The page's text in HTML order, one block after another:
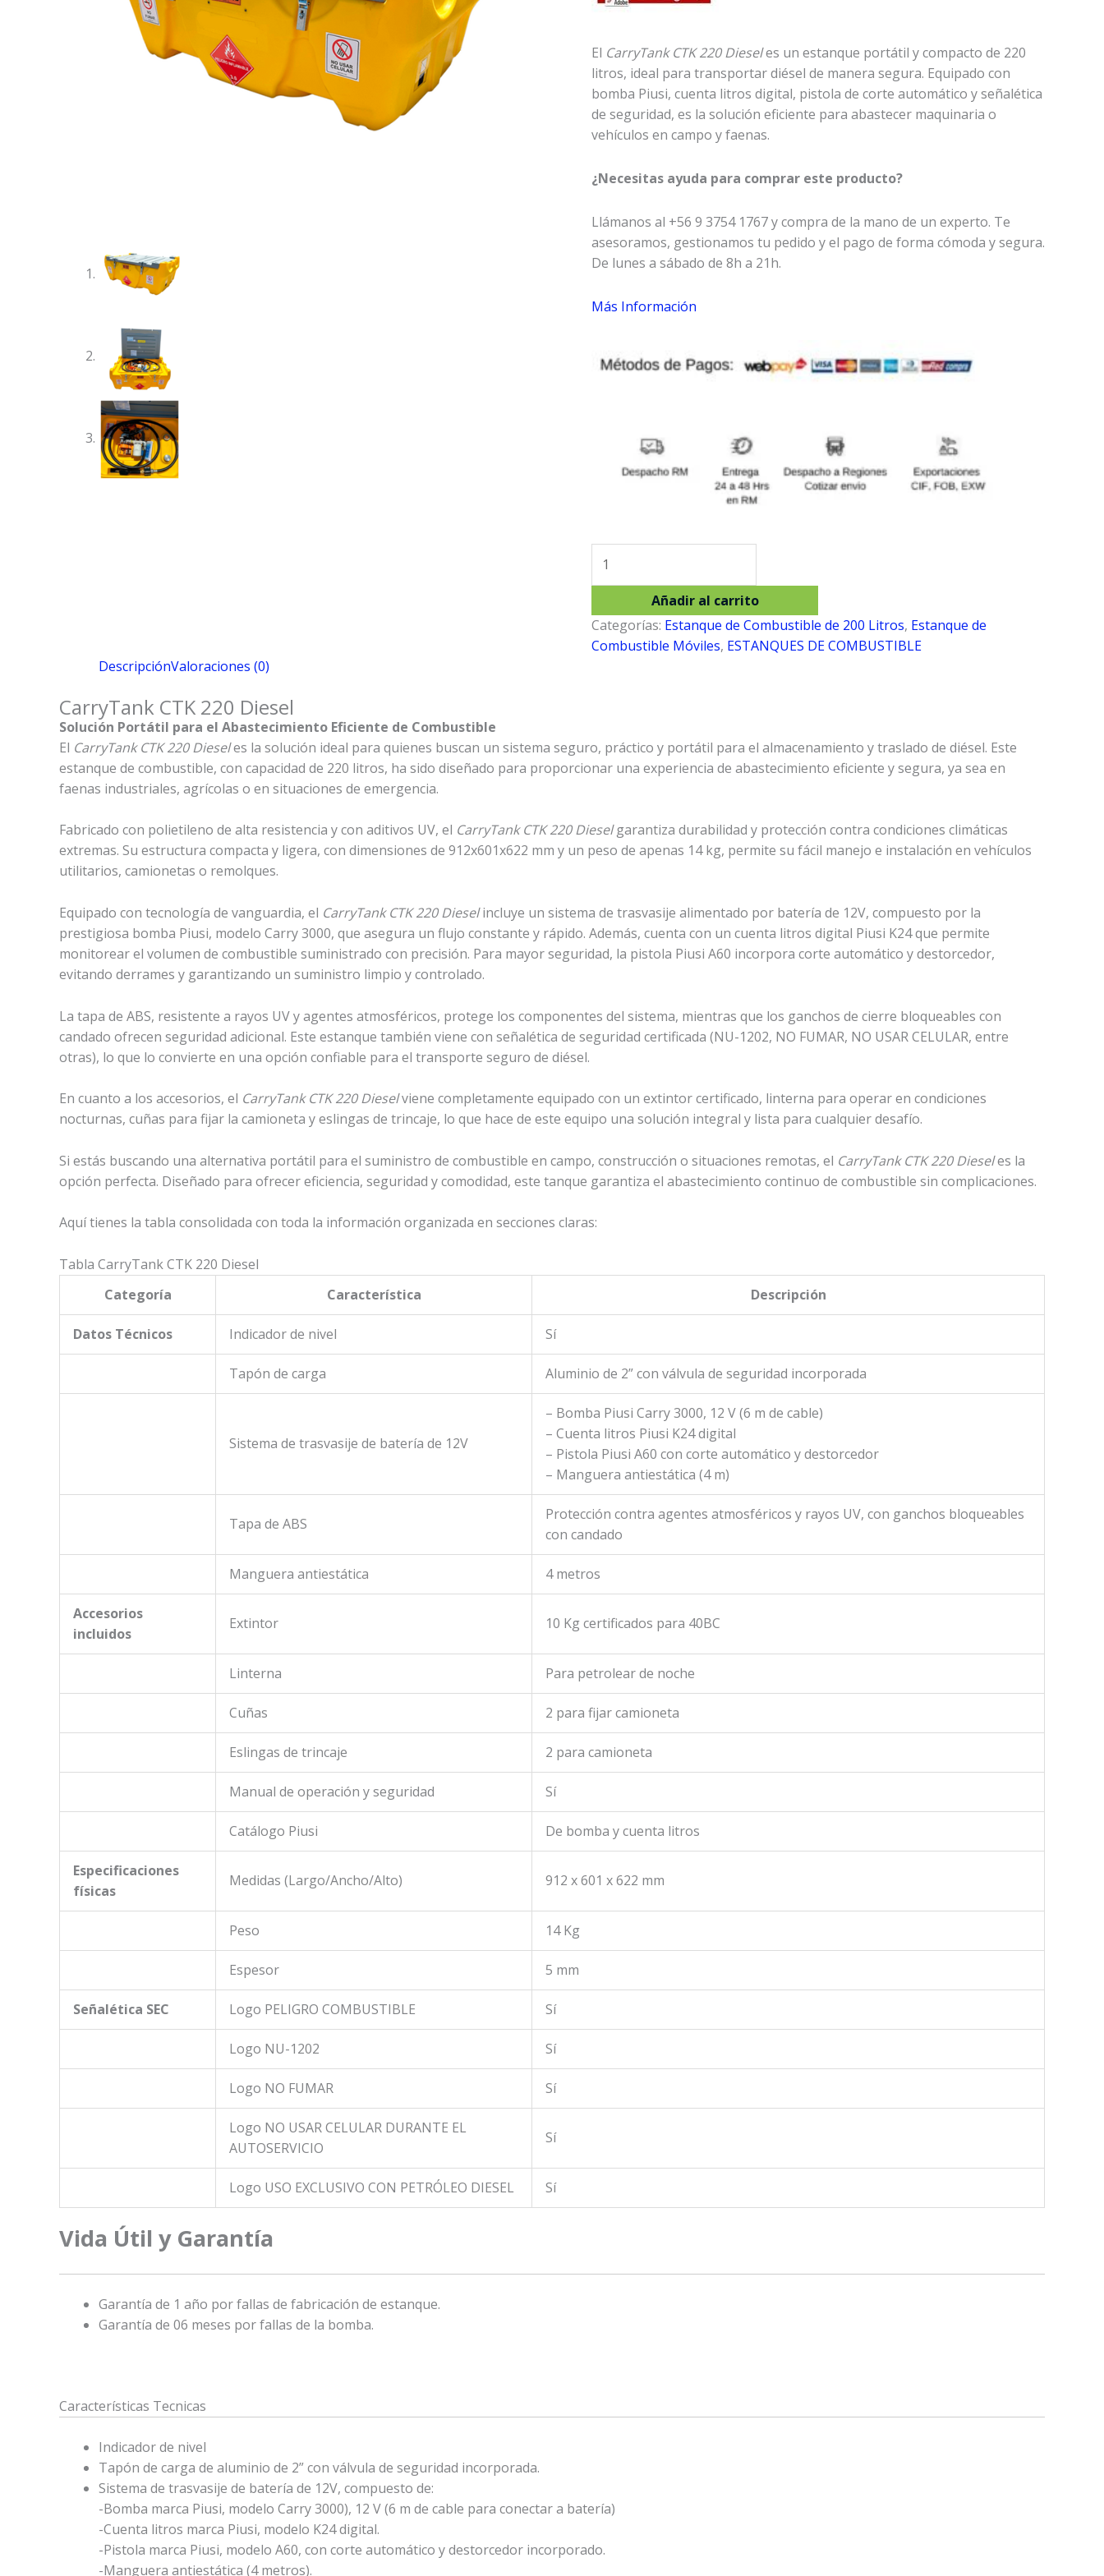
El CarryTank CTK 220 Dieseles un estanque portátil y compacto de 220
litros, ideal para transportar diésel de manera segura. Equipado con
bomba Piusi, cuenta litros digital, pistola de corte automático y señalética
de seguridad, es la solución eficiente para abastecer maquinaria o
vehículos en campo y faenas.
¿Necesitas ayuda para comprar este producto?
Llámanos al +56 9 3754 1767 y compra de la mano de un experto. Te
asesoramos, gestionamos tu pedido y el pago de forma cómoda y segura.
De lunes a sábado de 8h a 21h.
Más Información
CTK
Diesel
cantidad
Añadir al carrito
Categorías: Estanque de Combustible de 200 Litros, Estanque de
Combustible Móviles, ESTANQUES DE COMBUSTIBLE
DescripciónValoraciones (0)
CarryTank CTK 220 Diesel
Solución Portátil para el Abastecimiento Eficiente de Combustible
El CarryTank CTK 220 Dieseles la solución ideal para quienes buscan un sistema seguro, práctico y portátil para el almacenamiento y traslado de diésel. Este
estanque de combustible, con capacidad de 220 litros, ha sido diseñado para proporcionar una experiencia de abastecimiento eficiente y segura, ya sea en
faenas industriales, agrícolas o en situaciones de emergencia.
Fabricado con polietileno de alta resistencia y con aditivos UV, el CarryTank CTK 220 Dieselgarantiza durabilidad y protección contra condiciones climáticas
extremas. Su estructura compacta y ligera, con dimensiones de 912x601x622 mm y un peso de apenas 14 kg, permite su fácil manejo e instalación en vehículos
utilitarios, camionetas o remolques.
Equipado con tecnología de vanguardia, el CarryTank CTK 220 Dieselincluye un sistema de trasvasije alimentado por batería de 12V, compuesto por la
prestigiosa bomba Piusi, modelo Carry 3000, que asegura un flujo constante y rápido. Además, cuenta con un cuenta litros digital Piusi K24 que permite
monitorear el volumen de combustible suministrado con precisión. Para mayor seguridad, la pistola Piusi A60 incorpora corte automático y destorcedor,
evitando derrames y garantizando un suministro limpio y controlado.
La tapa de ABS, resistente a rayos UV y agentes atmosféricos, protege los componentes del sistema, mientras que los ganchos de cierre bloqueables con
candado ofrecen seguridad adicional. Este estanque también viene con señalética de seguridad certificada (NU-1202, NO FUMAR, NO USAR CELULAR, entre
otras), lo que lo convierte en una opción confiable para el transporte seguro de diésel.
En cuanto a los accesorios, el CarryTank CTK 220 Dieselviene completamente equipado con un extintor certificado, linterna para operar en condiciones
nocturnas, cuñas para fijar la camioneta y eslingas de trincaje, lo que hace de este equipo una solución integral y lista para cualquier desafío.
Si estás buscando una alternativa portátil para el suministro de combustible en campo, construcción o situaciones remotas, el CarryTank CTK 220 Dieseles la
opción perfecta. Diseñado para ofrecer eficiencia, seguridad y comodidad, este tanque garantiza el abastecimiento continuo de combustible sin complicaciones.
Aquí tienes la tabla consolidada con toda la información organizada en secciones claras:
Tabla CarryTank CTK 220 Diesel
Categoría
Característica Descripción
Datos Técnicos Indicador de nivel Sí
Tapón de carga Aluminio de 2” con válvula de seguridad incorporada
Sistema de trasvasije de batería de 12V
– Bomba Piusi Carry 3000, 12 V (6 m de cable)
– Cuenta litros Piusi K24 digital
– Pistola Piusi A60 con corte automático y destorcedor
– Manguera antiestática (4 m)
Tapa de ABS
Protección contra agentes atmosféricos y rayos UV, con ganchos bloqueables
con candado
Manguera antiestática 4 metros
Accesorios
incluidos
Extintor 10 Kg certificados para 40BC
Linterna Para petrolear de noche
Cuñas 2 para fijar camioneta
Eslingas de trincaje 2 para camioneta
Manual de operación y seguridad Sí
Catálogo Piusi De bomba y cuenta litros
Especificaciones
físicas
Medidas (Largo/Ancho/Alto) 912 x 601 x 622 mm
Peso 14 Kg
Espesor 5 mm
Señalética SEC Logo PELIGRO COMBUSTIBLE Sí
Logo NU-1202 Sí
Logo NO FUMAR Sí
Logo NO USAR CELULAR DURANTE EL
AUTOSERVICIO
Sí
Logo USO EXCLUSIVO CON PETRÓLEO DIESEL Sí
Vida Útil y Garantía
Garantía de 1 año por fallas de fabricación de estanque.
Garantía de 06 meses por fallas de la bomba.
Características Tecnicas
Indicador de nivel
Tapón de carga de aluminio de 2” con válvula de seguridad incorporada.
Sistema de trasvasije de batería de 12V, compuesto de:
-Bomba marca Piusi, modelo Carry 3000), 12 V (6 m de cable para conectar a batería)
-Cuenta litros marca Piusi, modelo K24 digital.
-Pistola marca Piusi, modelo A60, con corte automático y destorcedor incorporado.
-Manguera antiestática (4 metros).